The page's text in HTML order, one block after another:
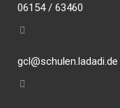
06154 / 63460
gcl@schulen.ladadi.de